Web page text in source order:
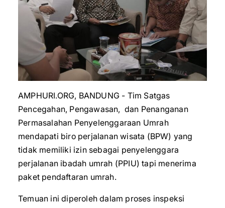
AMPHURI.ORG, BANDUNG - Tim Satgas
Pencegahan, Pengawasan, dan Penanganan
Permasalahan Penyelenggaraan Umrah
mendapati biro perjalanan wisata (BPW) yang
tidak memiliki izin sebagai penyelenggara
perjalanan ibadah umrah (PPIU) tapi menerima
paket pendaftaran umrah.
Temuan ini diperoleh dalam proses inspeksi